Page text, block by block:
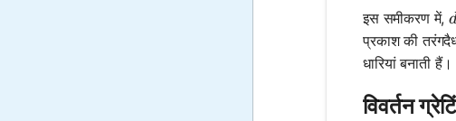
इस समीकरण में,
प्रकाश की
धारियां बनाती
विवर्तन